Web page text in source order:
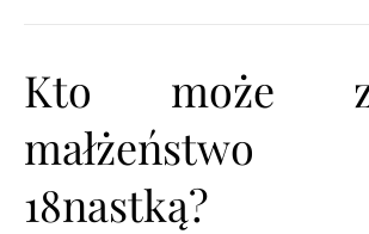
Kto może
małżeństwo
18nastką?